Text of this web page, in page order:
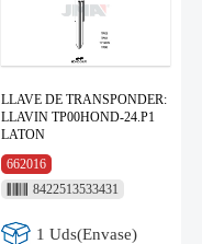
LLAVE DE TRANSPONDER:
LLAVIN TP00HOND-24.P1
LATON
662016
8422513533431
1 Uds(Envase)